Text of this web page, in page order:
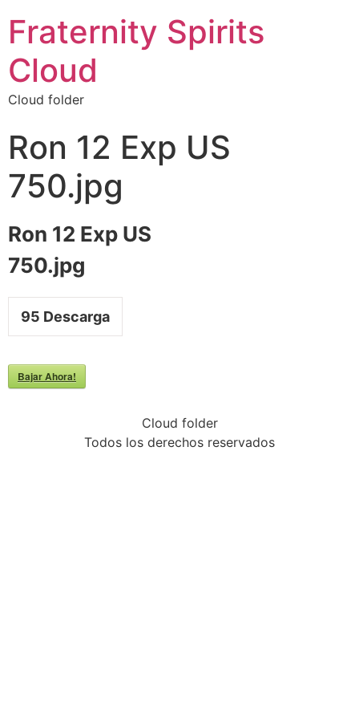
Fraternity Spirits
Cloud
Cloud folder
Ron 12 Exp US
750.jpg
Ron 12 Exp US
750.jpg
95 Descarga
Bajar Ahora!
Cloud folder
Todos los derechos reservados